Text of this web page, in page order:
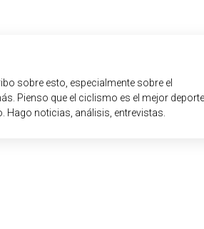
sobre esto, especialmente sobre el
Pienso que el ciclismo es el mejor deporte
Hago noticias, análisis, entrevistas.